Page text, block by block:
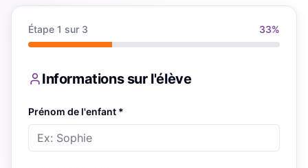
Étape 1 sur 3 33%
Informations sur l'élève
Prénom de l'enfant *